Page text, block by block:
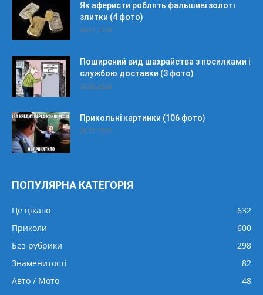
Як аферисти роблять фальшиві золоті
злитки (4 фото)
04.01.2020
Поширений вид шахрайства з посилками і
службою доставки (3 фото)
20.05.2020
Прикольні картинки (106 фото)
28.02.2020
ПОПУЛЯРНА КАТЕГОРІЯ
Це цікаво
632
Приколи
600
Без рубрики
298
Знаменитості
82
Авто / Мото
48